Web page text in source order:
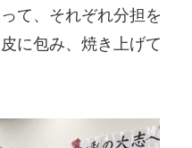
て、それぞれ分担を
に包み、焼き上げて